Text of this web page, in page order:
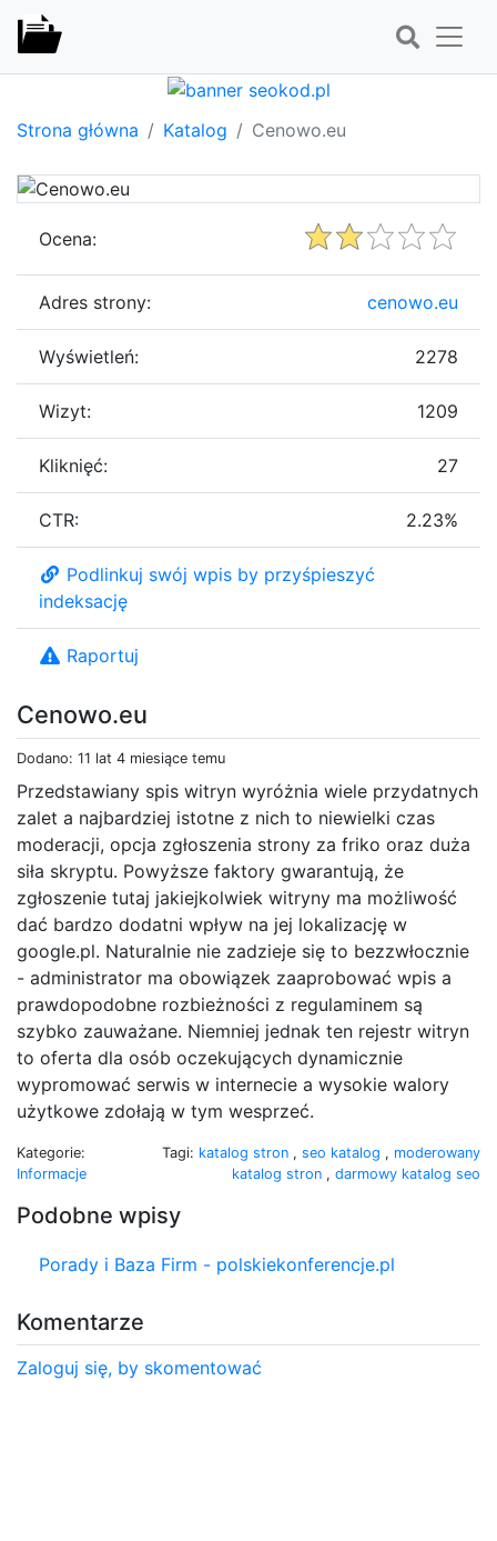
Strona główna Katalog Cenowo.eu
Cenowo.eu
Dodano: 11 lat 4 miesiące temu
Przedstawiany spis witryn wyróżnia wiele przydatnych
zalet a najbardziej istotne z nich to niewielki czas
moderacji, opcja zgłoszenia strony za friko oraz duża
siła skryptu. Powyższe faktory gwarantują, że
zgłoszenie tutaj jakiejkolwiek witryny ma możliwość
dać bardzo dodatni wpływ na jej lokalizację w
google.pl. Naturalnie nie zadzieje się to bezzwłocznie
- administrator ma obowiązek zaaprobować wpis a
prawdopodobne rozbieżności z regulaminem są
szybko zauważane. Niemniej jednak ten rejestr witryn
to oferta dla osób oczekujących dynamicznie
wypromować serwis w internecie a wysokie walory
użytkowe zdołają w tym wesprzeć.
Kategorie:
Informacje
Tagi: katalog stron , seo katalog , moderowany
katalog stron , darmowy katalog seo
Podobne wpisy
Porady i Baza Firm - polskiekonferencje.pl
Komentarze
Zaloguj się, by skomentować
Ocena:
Adres strony: cenowo.eu
Wyświetleń: 2278
Wizyt: 1209
Kliknięć: 27
CTR: 2.23%
Podlinkuj swój wpis by przyśpieszyć
indeksację
Raportuj